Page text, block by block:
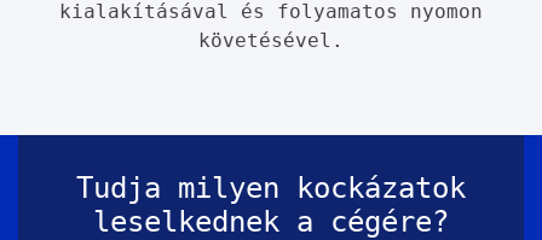
kialakításával és folyamatos nyomon
követésével.
Tudja milyen kockázatok
leselkednek a cégére?